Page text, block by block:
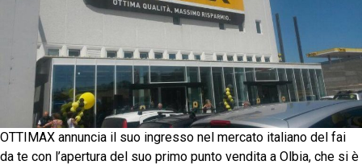
OTTIMAX annuncia il suo ingresso nel mercato italiano del fai
da te con l’apertura del suo primo punto vendita a Olbia, che si è